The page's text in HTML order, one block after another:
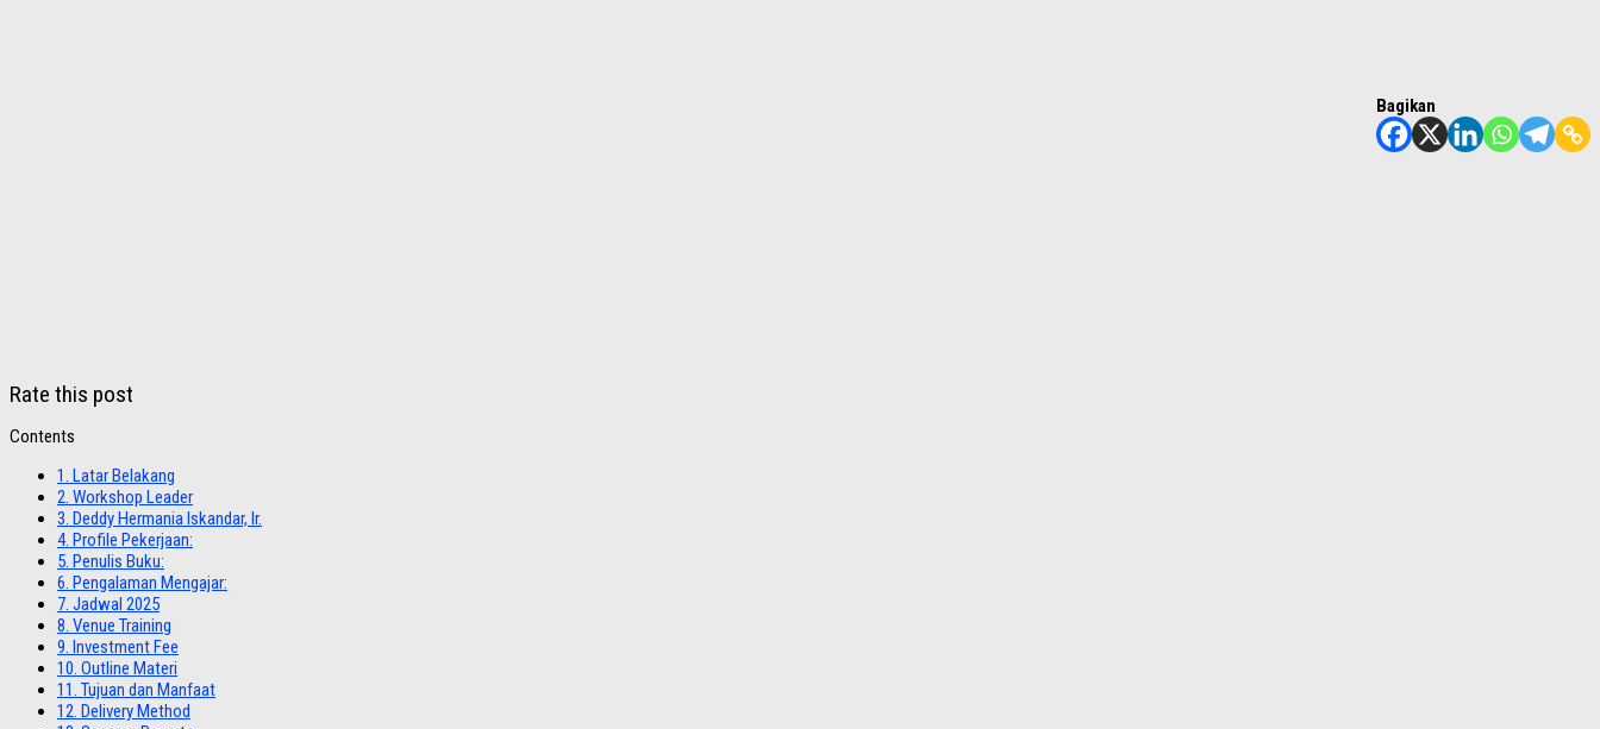
Bagikan
Rate this post
Contents
1. Latar Belakang
2. Workshop Leader
3. Deddy Hermania Iskandar, Ir.
4. Profile Pekerjaan:
5. Penulis Buku:
6. Pengalaman Mengajar:
7. Jadwal 2025
8. Venue Training
9. Investment Fee
10. Outline Materi
11. Tujuan dan Manfaat
12. Delivery Method